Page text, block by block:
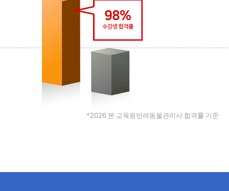
*2026 본 교육원반려동물관리사 합격률 기준